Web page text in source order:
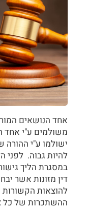
אחד הנושאים
משולמים ע"י
ישולמו ע"י ההורה
להיות גבוה. לפני
במסגרת הליך
דין מזונות אשר
להוצאות הקשורות
ההשתכרות של כל